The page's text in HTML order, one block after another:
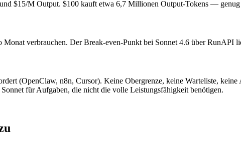
$15/M Output. $100 kauft etwa 6,7 Millionen Output-Tokens —
verbrauchen. Der Break-even-Punkt bei Sonnet 4.6 über RunAPI
(OpenClaw, n8n, Cursor). Keine Obergrenze, keine Warteliste,
für Aufgaben, die nicht die volle Leistungsfähigkeit benötigen.